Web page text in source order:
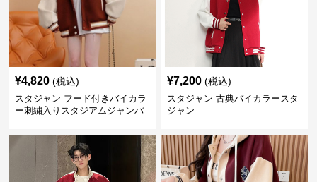
¥4,820 (税込)
スタジャン フード付きバイカラ
ー刺繍入りスタジアムジャンパ
¥7,200 (税込)
スタジャン 古典バイカラースタ
ジャン